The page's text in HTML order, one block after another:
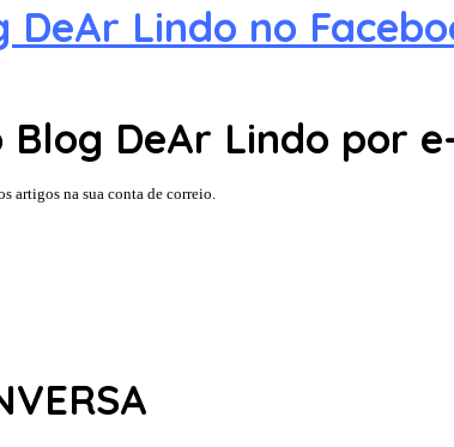
DeAr Lindo no
Blog DeAr Lindo por
artigos na sua conta de correio.